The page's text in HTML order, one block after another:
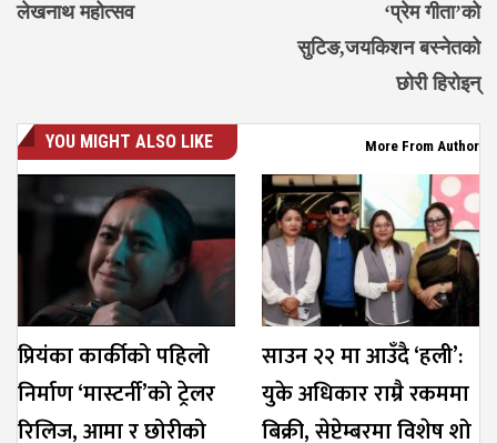
लेखनाथ महोत्सव
‘प्रेम गीता’को
सुटिङ,जयकिशन बस्नेतको
छोरी हिरोइन्
YOU MIGHT ALSO LIKE More From Author
प्रियंका कार्कीको पहिलो
निर्माण ‘मास्टर्नी’को ट्रेलर
रिलिज, आमा र छोरीको
साउन २२ मा आउँदै ‘हली’:
युके अधिकार राम्रै रकममा
बिक्री, सेप्टेम्बरमा विशेष शो